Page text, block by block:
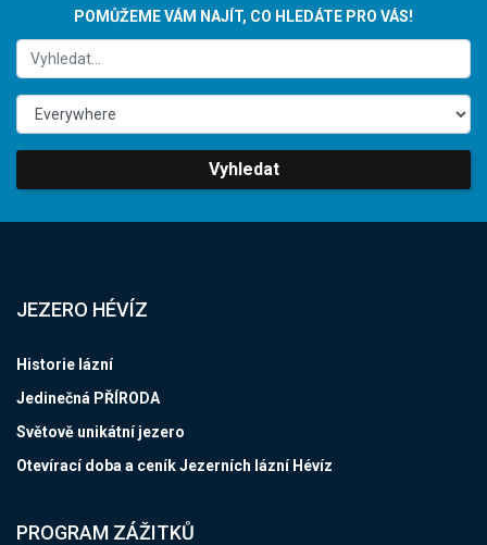
POMŮŽEME VÁM NAJÍT, CO HLEDÁTE PRO VÁS!
Vyhledat
JEZERO HÉVÍZ
Historie lázní
Jedinečná PŘÍRODA
Světově unikátní jezero
Otevírací doba a ceník Jezerních lázní Hévíz
PROGRAM ZÁŽITKŮ